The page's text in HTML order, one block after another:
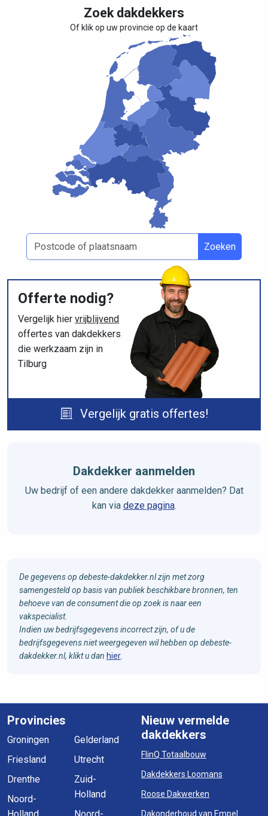
Zoek dakdekkers
Of klik op uw provincie op de kaart
Zoeken
Offerte nodig?
Vergelijk hier vrijblijvend
offertes van dakdekkers
die werkzaam zijn in
Tilburg
Vergelijk gratis offertes!
Dakdekker aanmelden
Uw bedrijf of een andere dakdekker aanmelden? Dat
kan via deze pagina.
De gegevens op debeste-dakdekker.nl zijn met zorg
samengesteld op basis van publiek beschikbare bronnen, ten
behoeve van de consument die op zoek is naar een
vakspecialist.
Indien uw bedrijfsgegevens incorrect zijn, of u de
bedrijfsgegevens niet weergegeven wil hebben op debeste-
dakdekker.nl, klikt u dan hier
Provincies
Groningen
Friesland
Drenthe
Noord-
Gelderland
Utrecht
Zuid-
Holland
Nieuw vermelde
dakdekkers
FlinQ Totaalbouw
Dakdekkers Loomans
Roose Dakwerken
Dakonderhoud van Empel